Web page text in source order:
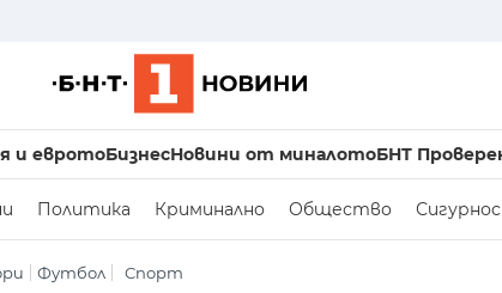
и евротоБизнесНовини от миналотоБНТ
Политика Криминално Общество
Футбол Спорт